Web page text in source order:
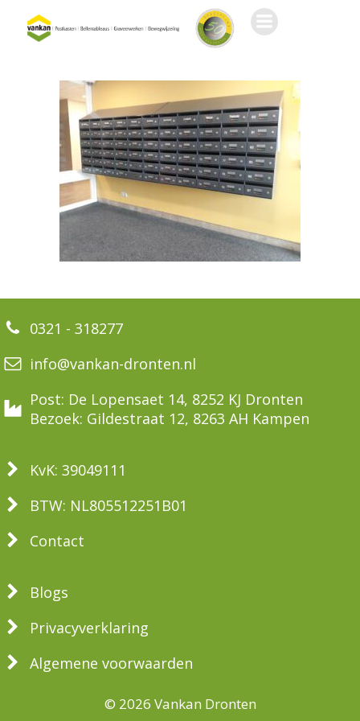
naar
0321 - 318277
info@vankan-dronten.nl
Post: De Lopensaet 14, 8252 KJ Dronten
Bezoek: Gildestraat 12, 8263 AH Kampen
KvK: 39049111
BTW: NL805512251B01
Contact
Blogs
Privacyverklaring
Algemene voorwaarden
© 2026 Vankan Dronten